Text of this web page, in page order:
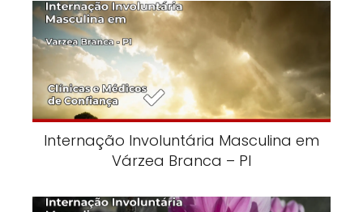
Internação Involuntária Masculina em
Várzea Branca – PI